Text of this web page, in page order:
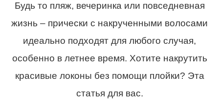
Будь то пляж, вечеринка или повседневная
жизнь – прически с накрученными волосами
идеально подходят для любого случая,
особенно в летнее время. Хотите накрутить
красивые локоны без помощи плойки? Эта
статья для вас.